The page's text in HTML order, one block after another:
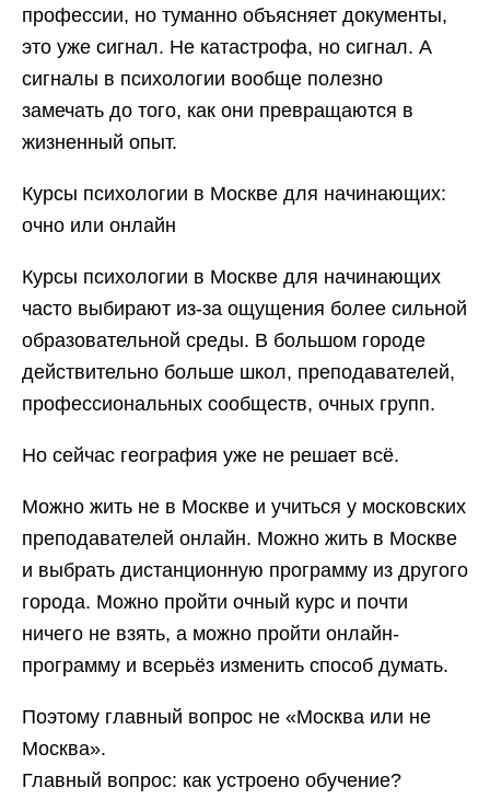
профессии, но туманно объясняет документы,
это уже сигнал. Не катастрофа, но сигнал. А
сигналы в психологии вообще полезно
замечать до того, как они превращаются в
жизненный опыт.
Курсы психологии в Москве для начинающих:
очно или онлайн
Курсы психологии в Москве для начинающих
часто выбирают из-за ощущения более сильной
образовательной среды. В большом городе
действительно больше школ, преподавателей,
профессиональных сообществ, очных групп.
Но сейчас география уже не решает всё.
Можно жить не в Москве и учиться у московских
преподавателей онлайн. Можно жить в Москве
и выбрать дистанционную программу из другого
города. Можно пройти очный курс и почти
ничего не взять, а можно пройти онлайн-
программу и всерьёз изменить способ думать.
Поэтому главный вопрос не «Москва или не
Москва».
Главный вопрос: как устроено обучение?